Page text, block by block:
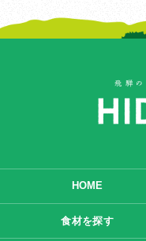
HOME
食材を探す